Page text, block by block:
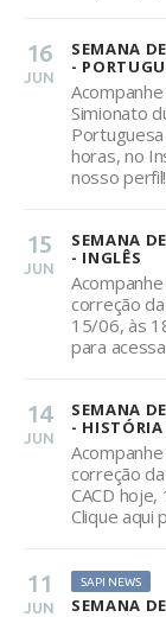
16
JUN
SEMANA
-
Simionato
horas, no
nosso perfil!
15
JUN
SEMANA
- INGLÊS
correção
15/06, às
para
14
JUN
SEMANA
-
correção
CACD
Clique aqui
11
JUN
SAPI NEWS
SEMANA